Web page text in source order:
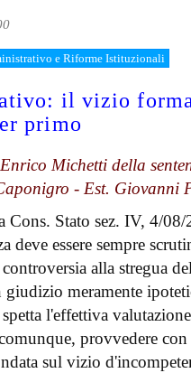
e Riforme Istituzionali
il vizio
primo
Michetti della
- Est. Giovanni
Cons. Stato sez. IV, 4/
deve essere sempre
alla stregua
meramente
l'effettiva
provvedere
sul vizio